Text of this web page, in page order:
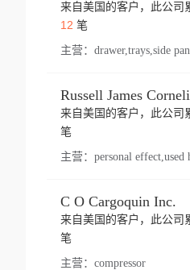
来自美国的客户，此公司
12 笔
主营：
来自美国的客户，此公司
笔
主营：
C O Cargoquin Inc.
来自美国的客户，此公司
笔
主营： compressor